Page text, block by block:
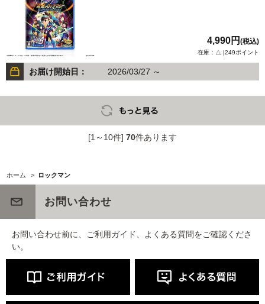
4,990円 (税込)
在庫：△ |249ポイント
お届け開始日： 2026/03/27 ～
[1～10件] 70件あります
ホーム > ロックマン
お問い合わせ
お問い合わせ前に、ご利用ガイド、よくある質問をご確認くださ
い。